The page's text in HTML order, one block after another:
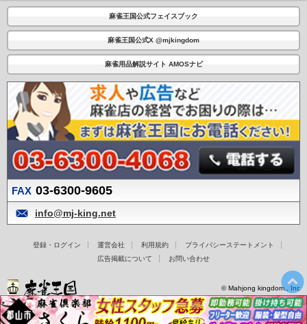
麻雀王国公式フェイスブック
麻雀王国公式X @mjkingdom
麻雀用品解説サイト AMOSナビ
FAX 03-6300-9605
info@mj-king.net
登録・ログイン 運営会社 利用規約
プライバシーステートメント
広告掲載について
お問い合わせ
© Mahjong kingdom., Inc